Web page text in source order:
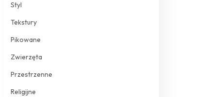
Styl
Tekstury
Pikowane
Zwierzęta
Przestrzenne
Religijne